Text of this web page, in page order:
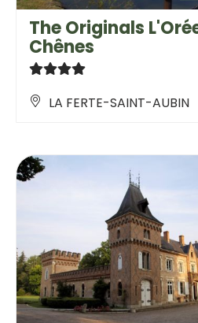
The Originals
Chênes
LA FERTE-SAINT-AUBIN